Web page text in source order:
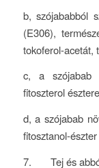
b, szójababból
(E306),
tokoferol-acetát,
c, a szójabab
fitoszterol
d, a szójabab
fitosztanol-észter
7. Tej és abból